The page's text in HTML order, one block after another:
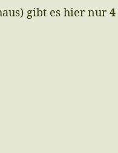
gibt es hier nur4